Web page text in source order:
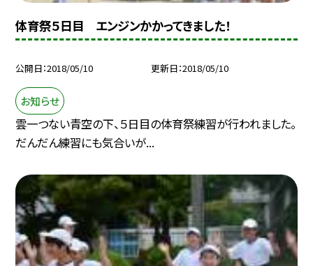
体育祭５日目 エンジンかかってきました！
公開日 2018/05/10 更新日 2018/05/10
お知らせ
雲一つない青空の下、５日目の体育祭練習が行われました。
だんだん練習にも気合いが...